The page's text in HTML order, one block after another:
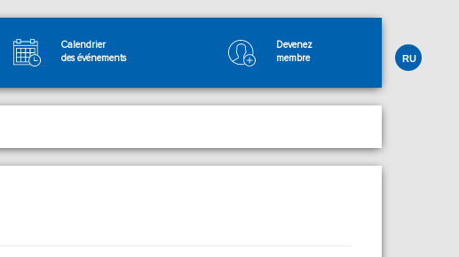
Calendrier
des événements
Devenez
membre
RU